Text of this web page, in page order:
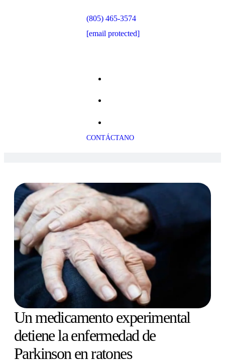
(805) 465-3574
[email protected]
CONTÁCTANO
Un medicamento experimental
detiene la enfermedad de
Parkinson en ratones